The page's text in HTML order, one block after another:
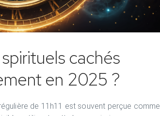
cachés
en 2025 ?
de 11h11 est souvent perçue comme